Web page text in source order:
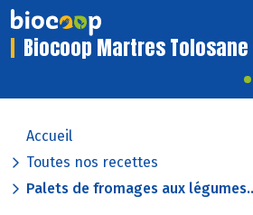
Biocoop Martres Tolosane
Accueil
Toutes nos recettes
Palets de fromages aux